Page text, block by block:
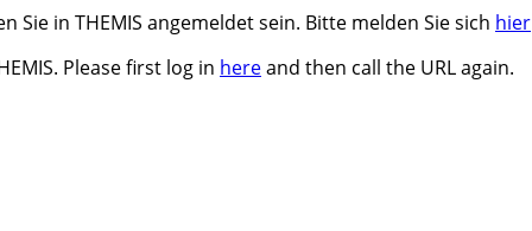
in THEMIS angemeldet sein. Bitte melden Sie sich hier
Please first log in hereand then call the URL again.